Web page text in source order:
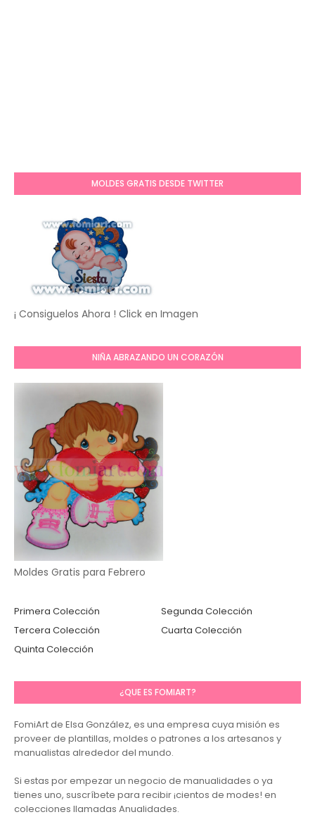
MOLDES GRATIS DESDE TWITTER
¡ Consiguelos Ahora ! Click en Imagen
NIÑA ABRAZANDO UN CORAZÓN
Moldes Gratis para Febrero
Primera Colección
Segunda Colección
Tercera Colección
Cuarta Colección
Quinta Colección
¿QUE ES FOMIART?
FomiArt de Elsa González, es una empresa cuya misión es
proveer de plantillas, moldes o patrones a los artesanos y
manualistas alrededor del mundo.
Si estas por empezar un negocio de manualidades o ya
tienes uno, suscríbete para recibir ¡cientos de modes! en
colecciones llamadas Anualidades.